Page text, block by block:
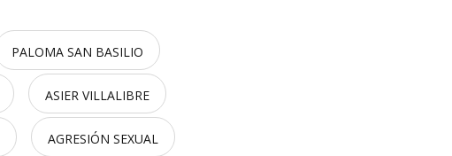
PALOMA SAN BASILIO
ASIER VILLALIBRE
AGRESIÓN SEXUAL